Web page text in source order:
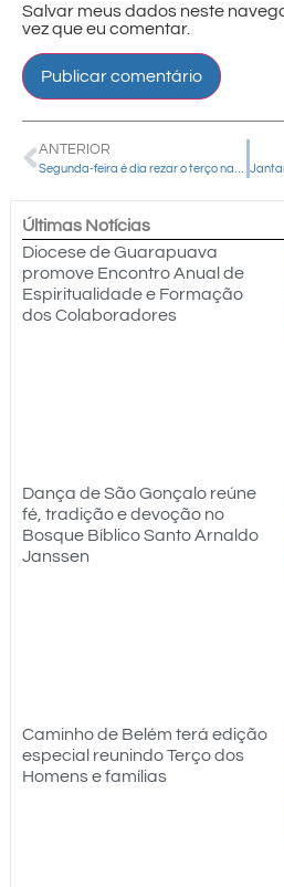
Salvar meus dados neste
vez que eu comentar.
ANTERIOR
Segunda-feira é dia rezar o terço na Lagoa das Lágrimas, em Guarapuava
Últimas Notícias
Diocese de Guarapuava
promove Encontro Anual de
Espiritualidade e Formação
dos Colaboradores
Dança de São Gonçalo reúne
fé, tradição e devoção no
Bosque Bíblico Santo Arnaldo
Janssen
Caminho de Belém terá edição
especial reunindo Terço dos
Homens e famílias